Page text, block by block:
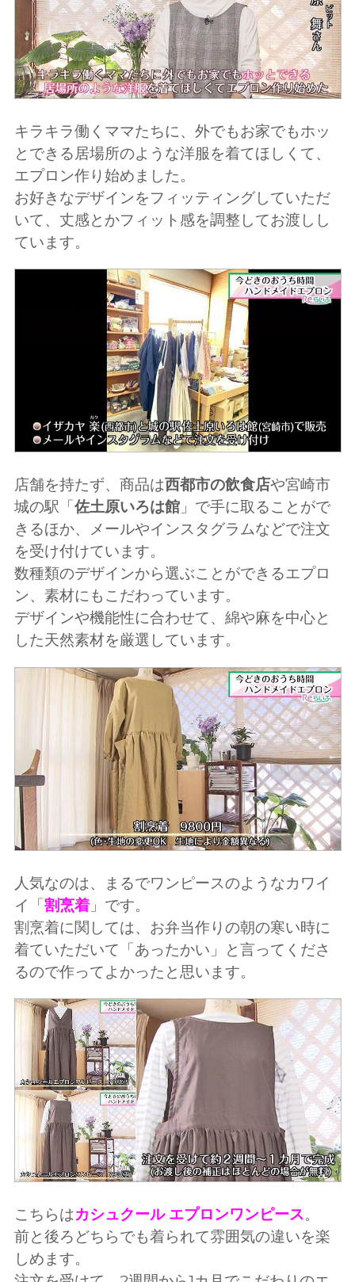
キラキラ働くママたちに、外でもお家でもホッ
とできる居場所のような洋服を着てほしくて、
エプロン作り始めました。
お好きなデザインをフィッティングしていただ
いて、丈感とかフィット感を調整してお渡しし
ています。
店舗を持たず、商品は西都市の飲食店や宮崎市
城の駅「佐土原いろは館」で手に取ることがで
きるほか、メールやインスタグラムなどで注文
を受け付けています。
数種類のデザインから選ぶことができるエプロ
ン、素材にもこだわっています。
デザインや機能性に合わせて、綿や麻を中心と
した天然素材を厳選しています。
人気なのは、まるでワンピースのようなカワイ
イ「割烹着」です。
割烹着に関しては、お弁当作りの朝の寒い時に
着ていただいて「あったかい」と言ってくださ
るので作ってよかったと思います。
こちらはカシュクール エプロンワンピース。
前と後ろどちらでも着られて雰囲気の違いを楽
しめます。